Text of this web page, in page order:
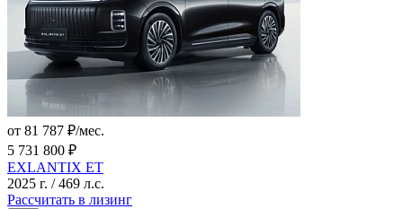
от 81 787 ₽/мес.
5 731 800 ₽
EXLANTIX ET
2025 г. / 469 л.с.
Рассчитать в лизинг